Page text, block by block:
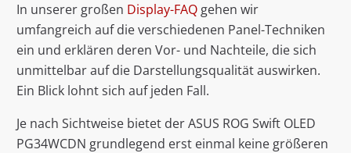
In unserer großen Display-FAQ gehen wir
umfangreich auf die verschiedenen Panel-Techniken
ein und erklären deren Vor- und Nachteile, die sich
unmittelbar auf die Darstellungsqualität auswirken.
Ein Blick lohnt sich auf jeden Fall.
Je nach Sichtweise bietet der ASUS ROG Swift OLED
PG34WCDN grundlegend erst einmal keine größeren